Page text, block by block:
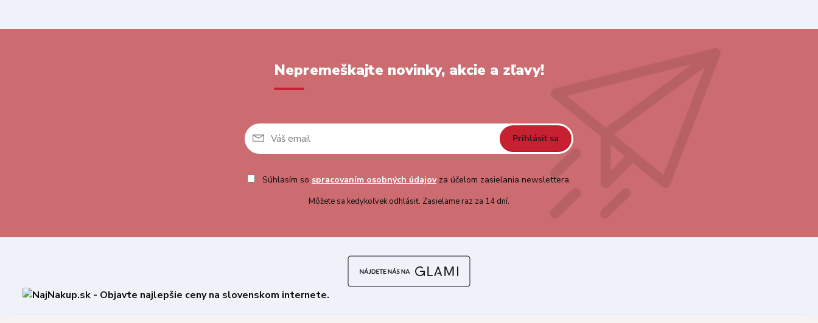
Nepremeškajte novinky, akcie a zľavy!
Prihlásiť sa
Súhlasím so spracovaním osobných údajovza účelom zasielania newslettera.
Môžete sa kedykoľvek odhlásiť. Zasielame raz za 14 dní.